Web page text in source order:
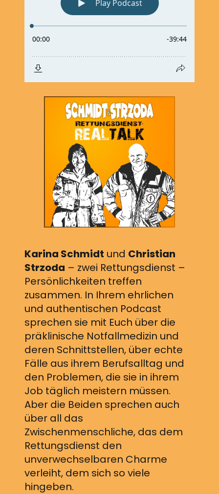
Karina Schmidt und Christian
Strzoda – zwei Rettungsdienst –
Persönlichkeiten treffen
zusammen. In Ihrem ehrlichen
und authentischen Podcast
sprechen sie mit Euch über die
präklinische Notfallmedizin und
deren Schnittstellen, über echte
Fälle aus ihrem Berufsalltag und
den Problemen, die sie in ihrem
Job täglich meistern müssen.
Aber die Beiden sprechen auch
über all das
Zwischenmenschliche, das dem
Rettungsdienst den
unverwechselbaren Charme
verleiht, dem sich so viele
hingeben.